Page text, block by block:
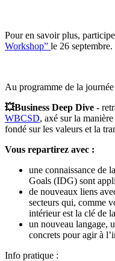
Pour en savoir plus,
Workshop” le 26 septembre.
Au programme de la journée
💥Business Deep Dive -
WBCSD, axé sur la
fondé sur les valeurs et la
Vous repartirez avec :
une connaissance de
Goals (IDG) sont
de nouveaux liens
secteurs qui, comme
intérieur est la clé de
un nouveau langage,
concrets pour agir à
Info pratique :